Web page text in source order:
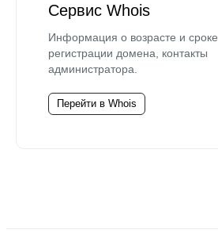
Сервис Whois
Информация о возрасте и сроке
регистрации домена, контакты
администратора.
Перейти в Whois